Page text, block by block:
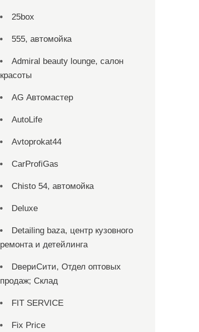
25box
555, автомойка
Admiral beauty lounge, салон
красоты
AG Автомастер
AutoLife
Avtoprokat44
CarProfiGas
Chisto 54, автомойка
Deluxe
Detailing baza, центр кузовного
ремонта и детейлинга
DвериСити, Отдел оптовых
продаж; Склад
FIT SERVICE
Fix Price